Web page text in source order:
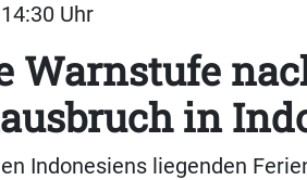
Uhr
Warnstufe
in
Indonesiens liegenden